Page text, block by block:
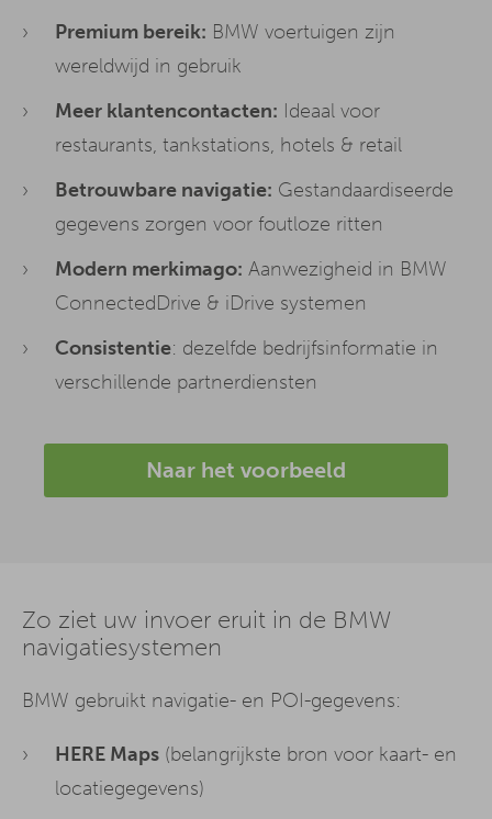
Premium bereik: BMW voertuigen zijn
wereldwijd in gebruik
Meer klantencontacten: Ideaal voor
restaurants, tankstations, hotels & retail
Betrouwbare navigatie: Gestandaardiseerde
gegevens zorgen voor foutloze ritten
Modern merkimago: Aanwezigheid in BMW
ConnectedDrive & iDrive systemen
Consistentie: dezelfde bedrijfsinformatie in
verschillende partnerdiensten
Naar het voorbeeld
Zo ziet uw invoer eruit in de BMW
navigatiesystemen
BMW gebruikt navigatie- en POI-gegevens:
HERE Maps (belangrijkste bron voor kaart- en
locatiegegevens)